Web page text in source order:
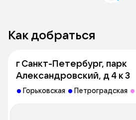
Как добраться
г Санкт-Петербург, парк
Александровский, д 4 к 3
Горьковская Петроградская